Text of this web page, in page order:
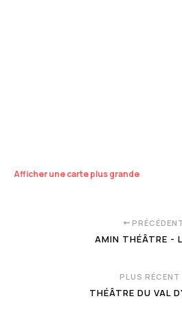
Afficher une carte plus grande
PRÉCÉDENT
AMIN THÉÂTRE -
PLUS RÉCENT
THÉÂTRE DU VAL